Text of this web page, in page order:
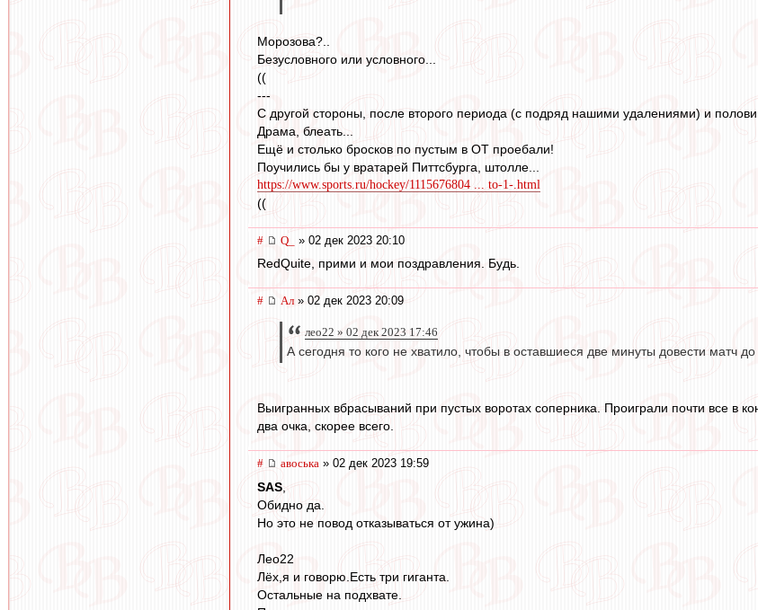
Морозова?..
Безусловного или условного...
((
---
С другой стороны, после второго периода (с подряд нашими удалениями) и
Драма, блеать...
Ещё и столько бросков по пустым в ОТ проебали!
Поучились бы у вратарей Питтсбурга, штолле...
https://www.sports.ru/hockey/1115676804 ... to-1-.html
((
# Q_ » 02 дек 2023 20:10
RedQuite, прими и мои поздравления. Будь.
# Ал » 02 дек 2023 20:09
лео22 » 02 дек 2023 17:46
А сегодня то кого не хватило, чтобы в оставшиеся две минуты довести матч
Выигранных вбрасываний при пустых воротах соперника. Проиграли почти все в
два очка, скорее всего.
# авоська » 02 дек 2023 19:59
SAS
Обидно да.
Но это не повод отказываться от ужина)
Лео22
Лёх,я и говорю.Есть три гиганта.
Остальные на подхвате.